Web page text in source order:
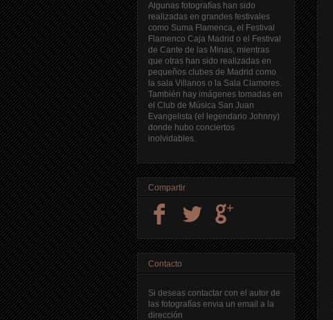
Algunas fotografías han sido
realizadas en grandes festivales
como Suma Flamenca, el Festival
Flamenco Caja Madrid o el Festival
de Cante de las Minas, mientras
que otras han sido realizadas en
pequeños clubes de Madrid como
la sala Villanos o la Sala Clamores.
También hay imágenes tomadas en
el Club de Música San Juan
Evangelista (el legendario Johnny)
donde hubo conciertos
inolvidables.
Compartir
Contacto
Si deseas contactar con el autor de
las fotografías envia un email a la
dirección